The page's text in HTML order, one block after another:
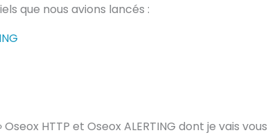
que nous avions lancés :
HTTP et Oseox ALERTING dont je vais vous